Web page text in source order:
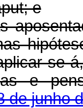
e
e
de junho